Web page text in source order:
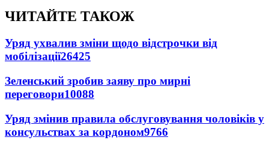
ЧИТАЙТЕ ТАКОЖ
Уряд ухвалив зміни щодо відстрочки від
мобілізації26425
Зеленський зробив заяву про мирні
переговори10088
Уряд змінив правила обслуговування чоловіків у
консульствах за кордоном9766